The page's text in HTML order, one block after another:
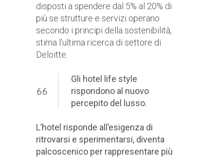
disposti a spendere dal 5% al 20% di
più se strutture e servizi operano
secondo i principi della sostenibilità,
stima l’ultima ricerca di settore di
Deloitte.
Gli hotel life style
rispondono al nuovo
percepito del lusso.
L’hotel risponde all’esigenza di
ritrovarsi e sperimentarsi, diventa
palcoscenico per rappresentare più